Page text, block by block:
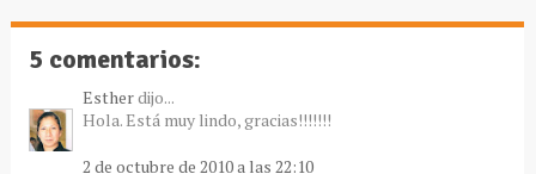
5 comentarios:
Estherdijo...
Hola. Está muy lindo, gracias!!!!!!!
2 de octubre de 2010 a las 22:10